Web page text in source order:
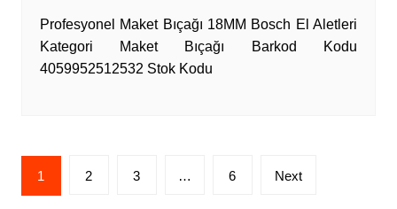
Profesyonel Maket Bıçağı 18MM Bosch El Aletleri
Kategori Maket Bıçağı Barkod Kodu
4059952512532 Stok Kodu
Yazı
sayfalandırması
1 2 3 … 6 Next